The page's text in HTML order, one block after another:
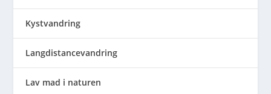
Kystvandring
Langdistancevandring
Lav mad i naturen